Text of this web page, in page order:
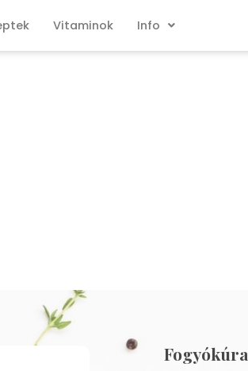
Vitaminok Info
Fogyókúra